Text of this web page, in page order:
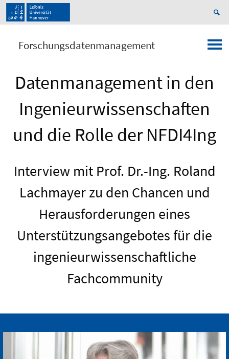
Forschungsdatenmanagement
Datenmanagement in den
Ingenieurwissenschaften
und die Rolle der NFDI4Ing
Interview mit Prof. Dr.-Ing. Roland
Lachmayer zu den Chancen und
Herausforderungen eines
Unterstützungsangebotes für die
ingenieurwissenschaftliche
Fachcommunity